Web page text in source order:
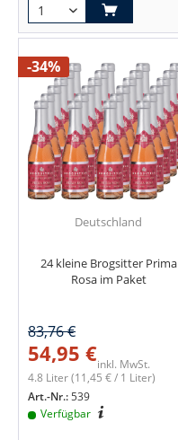
-34%
Deutschland
24 kleine Brogsitter Prima
Rosa im Paket
83,76 €
54,95 €inkl. MwSt.
4.8 Liter(11,45 € / 1 Liter)
Art.-Nr.:539
Verfügbar